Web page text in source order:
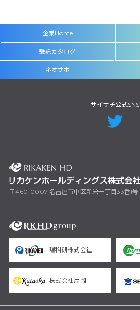
企業Home
受託カタログ
ネオサポ
サイサチ公式SNS
〒460-0007 名古屋市中区新栄一丁目33番1号
理科研株式会社
株式会社片岡